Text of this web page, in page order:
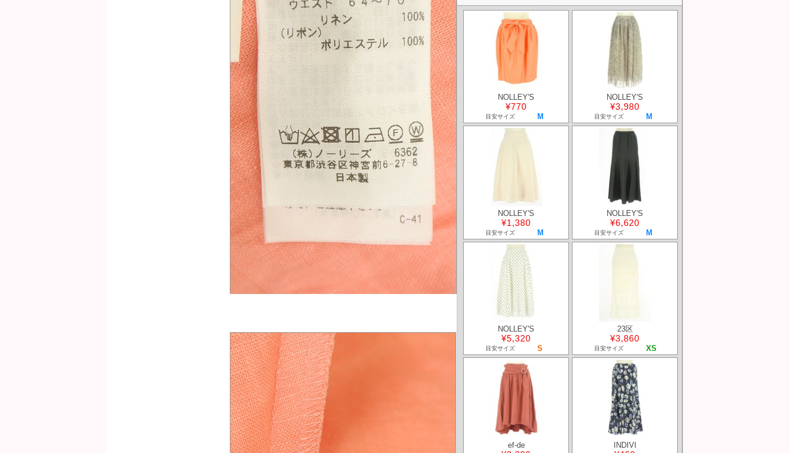
NOLLEY'S
¥770
目安サイズ M
NOLLEY'S
¥3,980
目安サイズ M
NOLLEY'S
¥1,380
目安サイズ M
NOLLEY'S
¥6,620
目安サイズ M
NOLLEY'S
¥5,320
目安サイズ S
23区
¥3,860
目安サイズ XS
ef-de INDIVI